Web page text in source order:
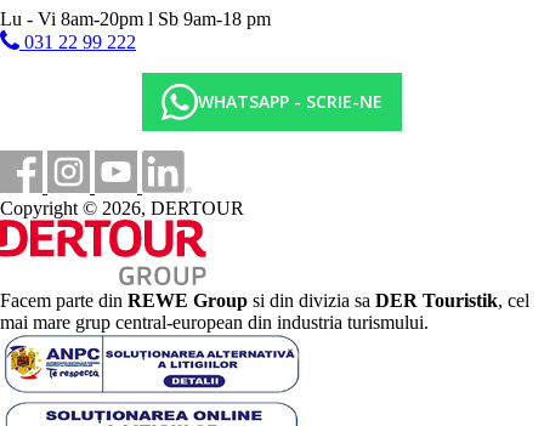
Lu - Vi 8am-20pm l Sb 9am-18 pm
031 22 99 222
WHATSAPP - SCRIE-NE
Copyright © 2026, DERTOUR
Facem parte din REWE Group si din divizia sa DER Touristik, cel
mai mare grup central-european din industria turismului.